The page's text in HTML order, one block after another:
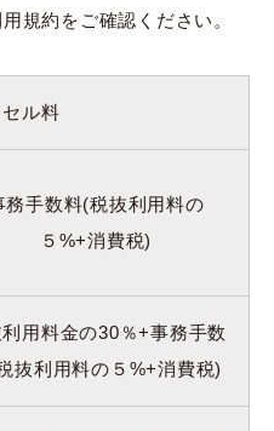
規約をご確認ください。
ル料
務手数料(税抜利用料の
５%+消費税)
用料金の30％+事務手数
抜利用料の５%+消費税)